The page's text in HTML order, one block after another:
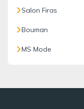
Salon Firas
Bouman
MS Mode